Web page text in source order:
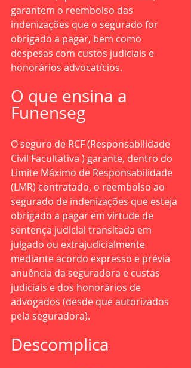
garantem o reembolso das
indenizações que o segurado for
obrigado a pagar, bem como
despesas com custos judiciais e
honorários advocatícios.
O que ensina a
Funenseg
O seguro de RCF (Responsabilidade
Civil Facultativa ) garante, dentro do
Limite Máximo de Responsabilidade
(LMR) contratado, o reembolso ao
segurado de indenizações que esteja
obrigado a pagar em virtude de
sentença judicial transitada em
julgado ou extrajudicialmente
mediante acordo expresso e prévia
anuência da seguradora e custas
judiciais e dos honorários de
advogados (desde que autorizados
pela seguradora).
Descomplica